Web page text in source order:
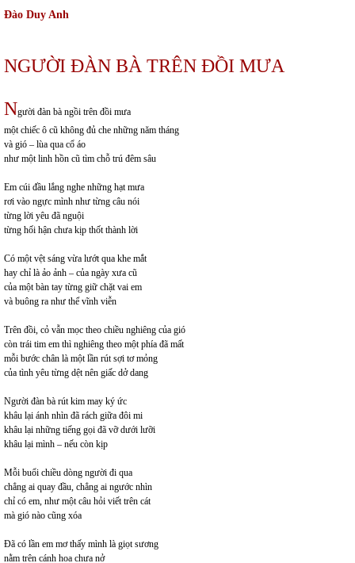
Đào Duy Anh
NGƯỜI ĐÀN BÀ TRÊN ĐỒI MƯA
Người đàn bà ngồi trên đồi mưa
một chiếc ô cũ không đủ che những năm tháng
và gió – lùa qua cổ áo
như một linh hồn cũ tìm chỗ trú đêm sâu
Em cúi đầu lắng nghe những hạt mưa
rơi vào ngực mình như từng câu nói
từng lời yêu đã nguội
từng hối hận chưa kịp thốt thành lời
Có một vệt sáng vừa lướt qua khe mắt
hay chỉ là ảo ảnh – của ngày xưa cũ
của một bàn tay từng giữ chặt vai em
và buông ra như thể vĩnh viễn
Trên đồi, cỏ vẫn mọc theo chiều nghiêng của gió
còn trái tim em thì nghiêng theo một phía đã mất
mỗi bước chân là một lần rút sợi tơ mỏng
của tình yêu từng dệt nên giấc dở dang
Người đàn bà rút kim may ký ức
khâu lại ánh nhìn đã rách giữa đôi mi
khâu lại những tiếng gọi đã vỡ dưới lưỡi
khâu lại mình – nếu còn kịp
Mỗi buổi chiều dòng người đi qua
chẳng ai quay đầu, chẳng ai ngước nhìn
chỉ có em, như một câu hỏi viết trên cát
mà gió nào cũng xóa
Đã có lần em mơ thấy mình là giọt sương
nằm trên cánh hoa chưa nở